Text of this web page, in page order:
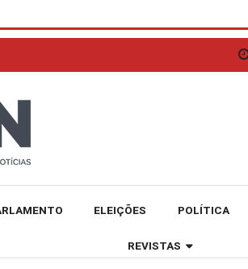
ELEIÇÕES POLÍTICA
REVISTAS